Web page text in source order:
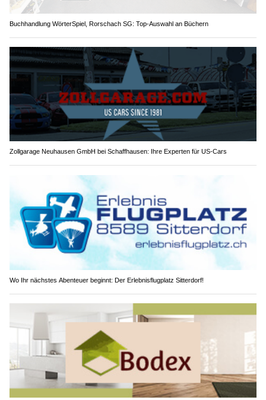
Buchhandlung WörterSpiel, Rorschach SG: Top-Auswahl an Büchern
Zollgarage Neuhausen GmbH bei Schaffhausen: Ihre Experten für US-Cars
Wo Ihr nächstes Abenteuer beginnt: Der Erlebnisflugplatz Sitterdorf!